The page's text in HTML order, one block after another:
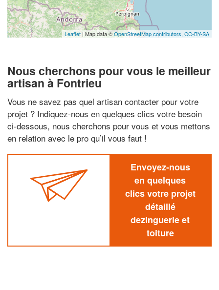
Leaflet | Map data ©OpenStreetMap contributors, CC-BY-SA
Nous cherchons pour vous le meilleur
artisan à Fontrieu
Vous ne savez pas quel artisan contacter pour votre
projet ? Indiquez-nous en quelques clics votre besoin
ci-dessous, nous cherchons pour vous et vous mettons
en relation avec le pro qu’il vous faut !
Envoyez-nous
en quelques
clics votre projet
détaillé
dezinguerie et
toiture